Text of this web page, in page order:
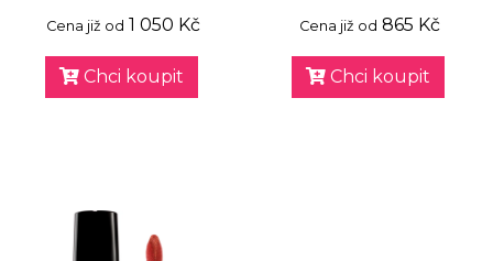
Cena již od 1 050 Kč
Chci koupit
Cena již od 865 Kč
Chci koupit